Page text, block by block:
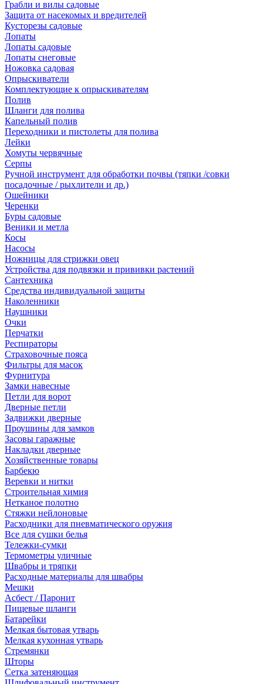
Грабли и вилы садовые
Защита от насекомых и вредителей
Кусторезы садовые
Лопаты
Лопаты садовые
Лопаты снеговые
Ножовка садовая
Опрыскиватели
Комплектующие к опрыскивателям
Полив
Шланги для полива
Капельный полив
Переходники и пистолеты для полива
Лейки
Хомуты червячные
Серпы
Ручной инструмент для обработки почвы (тяпки /совки
посадочные / рыхлители и др.)
Ошейники
Черенки
Буры садовые
Веники и метла
Косы
Насосы
Ножницы для стрижки овец
Устройства для подвязки и прививки растений
Сантехника
Средства индивидуальной защиты
Наколенники
Наушники
Очки
Перчатки
Респираторы
Страховочные пояса
Фильтры для масок
Фурнитура
Замки навесные
Петли для ворот
Дверные петли
Задвижки дверные
Проушины для замков
Засовы гаражные
Накладки дверные
Хозяйственные товары
Барбекю
Веревки и нитки
Строительная химия
Нетканое полотно
Стяжки нейлоновые
Расходники для пневматического оружия
Все для сушки белья
Тележки-сумки
Термометры уличные
Швабры и тряпки
Расходные материалы для швабры
Мешки
Асбест / Паронит
Пищевые шланги
Батарейки
Мелкая бытовая утварь
Мелкая кухонная утварь
Стремянки
Шторы
Сетка затеняющая